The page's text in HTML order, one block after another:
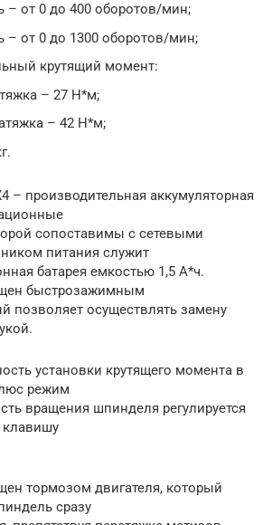
– от 0 до 400 оборотов/мин;
– от 0 до 1300 оборотов/мин;
крутящий момент:
– 27 Н*м;
– 42 Н*м;
– производительная аккумуляторная
сопоставимы с сетевыми
питания служит
батарея емкостью 1,5 А*ч.
быстрозажимным
позволяет осуществлять замену
установки крутящего момента в
режим
вращения шпинделя регулируется
клавишу
тормозом двигателя, который
сразу